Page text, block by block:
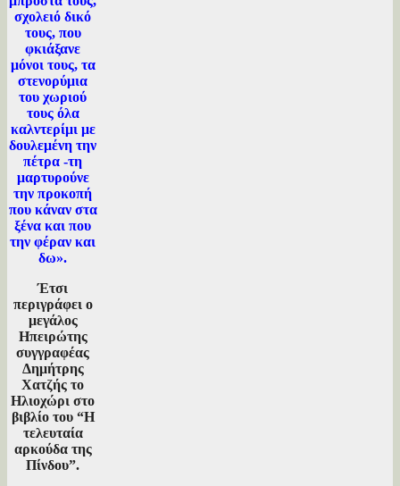
σχολειό δικό
τους, που
φκιάξανε
μόνοι τους, τα
στενορύμια
του χωριού
τους όλα
καλντερίμι με
δουλεμένη την
πέτρα -τη
μαρτυρούνε
την προκοπή
που κάναν στα
ξένα και που
την φέραν και
δω».
Έτσι
περιγράφει ο
μεγάλος
Ηπειρώτης
συγγραφέας
Δημήτρης
Χατζής το
Ηλιοχώρι στο
βιβλίο του “Η
τελευταία
αρκούδα της
Πίνδου”.